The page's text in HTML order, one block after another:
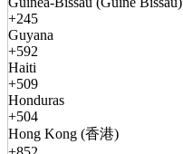
+245
Guyana
+592
Haiti
+509
Honduras
+504
Hong Kong (香港)